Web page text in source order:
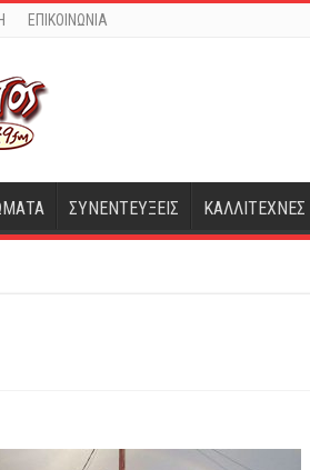
ΕΠΙΚΟΙΝΩΝΙΑ
ΣΥΝΕΝΤΕΥΞΕΙΣ ΚΑΛΛΙΤΕΧΝΕΣ